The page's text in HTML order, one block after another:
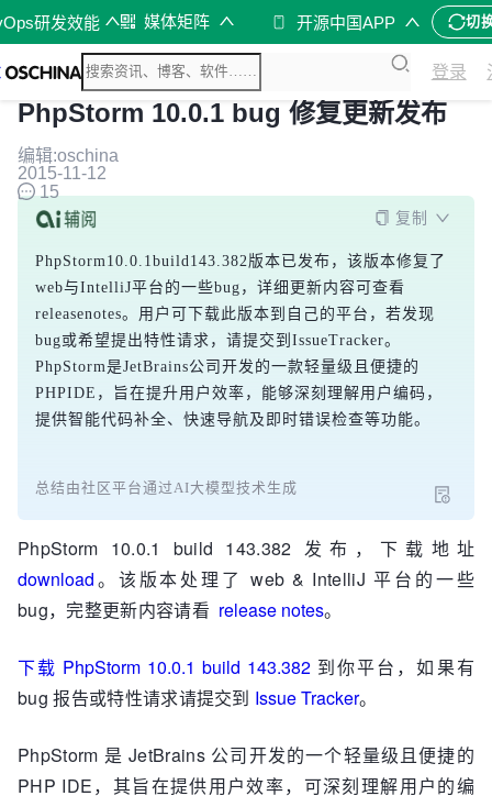
研发效能 媒体矩阵 开源中国APP 切
登录
PhpStorm 10.0.1 bug 修复更新发布
编辑:oschina
2015-11-12
15
复制
PhpStorm10.0.1build143.382版本已发布，该版本修复了
web与IntelliJ平台的一些bug，详细更新内容可查看
releasenotes。用户可下载此版本到自己的平台，若发现
bug或希望提出特性请求，请提交到IssueTracker。
PhpStorm是JetBrains公司开发的一款轻量级且便捷的
PHPIDE，旨在提升用户效率，能够深刻理解用户编码，
提供智能代码补全、快速导航及即时错误检查等功能。
总结由社区平台通过AI大模型技术生成
PhpStorm 10.0.1 build 143.382 发布，下载地址
download。该版本处理了 web & IntelliJ 平台的一些
bug，完整更新内容请看 release notes。
下载 PhpStorm 10.0.1 build 143.382到你平台，如果有
bug 报告或特性请求请提交到 Issue Tracker。
PhpStorm 是 JetBrains 公司开发的一个轻量级且便捷的
PHP IDE，其旨在提供用户效率，可深刻理解用户的编